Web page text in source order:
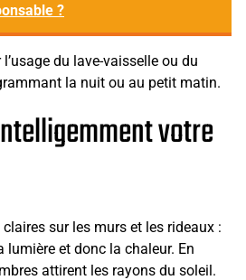
?
du lave-vaisselle ou du
la nuit ou au petit matin.
votre
sur les murs et les rideaux :
lumière et donc la chaleur. En
attirent les rayons du soleil.